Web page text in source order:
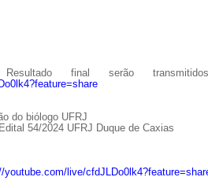
final serão
do biólogo UFRJ
54/2024 UFRJ Duque de Caxias
youtube.com/live/